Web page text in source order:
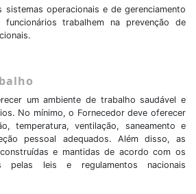
sistemas operacionais e de gerenciamento
trabalhem na prevenção de
um ambiente de trabalho saudável e
No mínimo, o Fornecedor deve oferecer
temperatura, ventilação, saneamento e
pessoal adequados. Além disso, as
e mantidas de acordo com os
pelas leis e regulamentos nacionais